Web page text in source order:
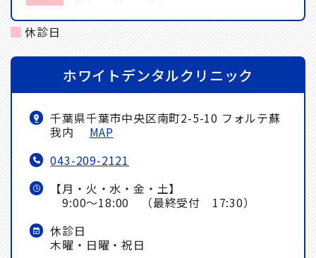
休診日
ホワイトデンタルクリニック
千葉県千葉市中央区南町2-5-10 フォルテ蘇
我内 MAP
043-209-2121
【月・火・水・金・土】
9:00～18:00 （最終受付 17:30）
休診日
木曜・日曜・祝日